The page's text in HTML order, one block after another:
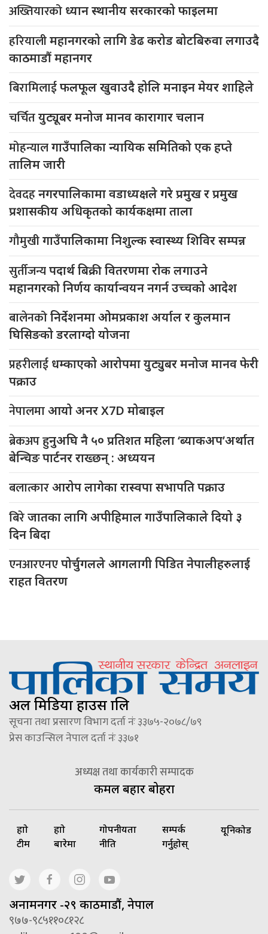
अख्तियारको ध्यान स्थानीय सरकारको फाइलमा
हरियालीमहानगरको लागि डेढ करोड बोटबिरुवा लगाउदै
काठमाडौं महानगर
बिरामिलाईफलफूल खुवाउदै होलि मनाइन मेयर शाहिले
चर्चितयुट्यूबर मनोज मानव कारागार चलान
मोहन्यालगाउँपालिका न्यायिक समितिको एक हप्ते
तालिम जारी
देवदहनगरपालिकामा वडाध्यक्षले गरे प्रमुख र प्रमुख
प्रशासकीय अधिकृतको कार्यकक्षमा ताला
गौमुखीगाउँपालिकामा निशुल्क स्वास्थ्य शिविर सम्पन्न
सुर्तीजन्यपदार्थ बिक्री वितरणमा रोक लगाउने
महानगरको निर्णय कार्यान्वयन नगर्न उच्चको आदेश
बालेनकोनिर्देशनमा ओमप्रकाश अर्याल र कुलमान
घिसिङको डरलाग्दो योजना
प्रहरीलाई धम्काएको आरोपमा युट्युबर मनोज मानव फेरी
पक्राउ
नेपालमाआयो अनर X7D मोबाइल
ब्रेकअपहुनुअघि नै ५० प्रतिशत महिला ‘ब्याकअप’अर्थात
बेन्चिङ पार्टनर राख्छन् : अध्ययन
बलात्कारआरोप लागेका रास्वपा सभापति पक्राउ
बिरेजातका लागि अपीहिमाल गाउँपालिकाले दियो ३
दिन बिदा
एनआरएनएपोर्चुगलले आगलागी पिडित नेपालीहरुलाई
राहत वितरण
अल मिडिया हाउस प्रालि
सूचना तथा प्रसारण विभाग दर्ता नंः ३३७५-२०७८/७९
प्रेस काउन्सिल नेपाल दर्ता नंः ३३७१
अध्यक्ष तथा कार्यकारी सम्पादक
कमल बहादुर बोहरा
हाम्रो
टीम
हाम्रो
बारेमा
गोपनीयता
नीति
सम्पर्क
गर्नुहोस्
यूनिकोड
अनामनगर -२९ काठमाडौं, नेपाल
९७७-९८५११०८१२८